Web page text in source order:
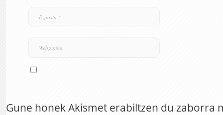
Gune honek Akismet erabiltzen du zaborra